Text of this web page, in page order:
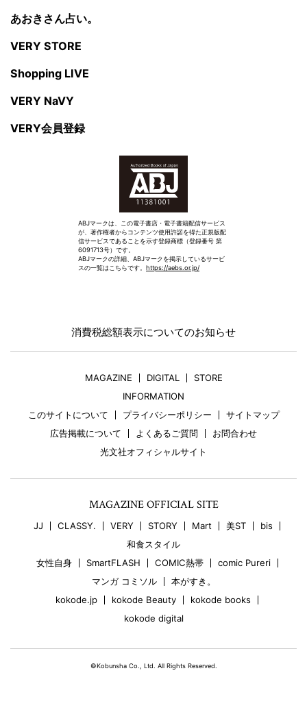
あおきさん占い。
VERY STORE
Shopping LIVE
VERY NaVY
VERY会員登録
ABJマークは、この電子書店・電子書籍配信サービス
が、著作権者からコンテンツ使用許諾を得た正規版配
信サービスであることを示す登録商標（登録番号 第
6091713号）です。
ABJマークの詳細、ABJマークを掲示しているサービ
スの一覧はこちらです。 https://aebs.or.jp/
消費税総額表示についてのお知らせ
MAGAZINE DIGITAL
STORE
INFORMATION
このサイトについて
プライバシーポリシー
サイトマップ
広告掲載について
よくあるご質問
お問合わせ
光文社オフィシャルサイト
MAGAZINE OFFICIAL SITE
JJ CLASSY. VERY STORY Mart 美ST
bis
和食スタイル
女性自身
SmartFLASH COMIC熱帯
comic Pureri
マンガ コミソル
本がすき。
kokode.jp
kokode Beauty
kokode books
kokode digital
©Kobunsha Co., Ltd. All Rights Reserved.